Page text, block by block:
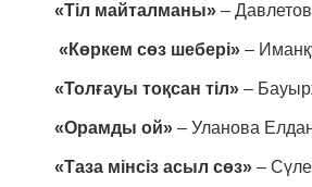
«Тіл майталманы» –
«Көркем сөз шебері» –
«Толғауы тоқсан тіл» –
«Орамды ой» – Уланова
«Таза мінсіз асыл сөз» –